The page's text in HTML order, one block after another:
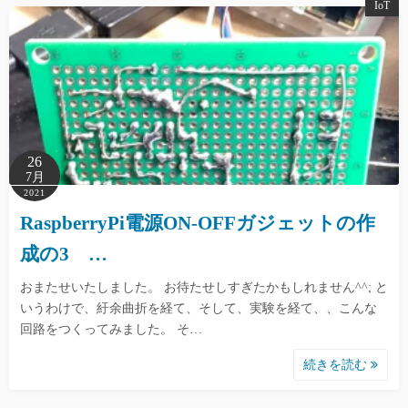
IoT
26
7月
2021
RaspberryPi電源ON-OFFガジェットの作
成の3 …
おまたせいたしました。 お待たせしすぎたかもしれません^^; と
いうわけで、紆余曲折を経て、そして、実験を経て、、こんな
回路をつくってみました。 そ…
続きを読む